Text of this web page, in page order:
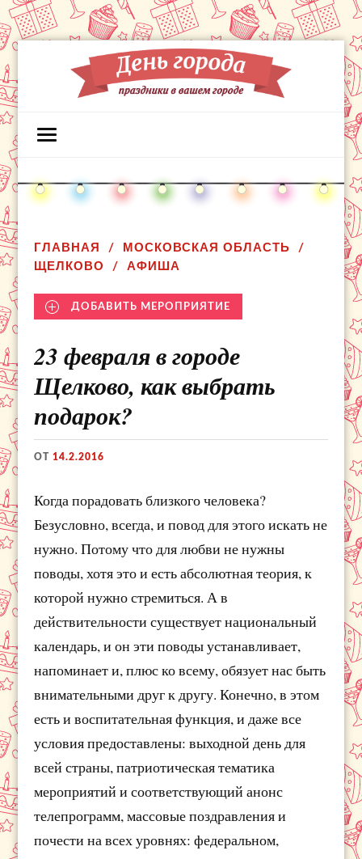
ГЛАВНАЯ
МОСКОВСКАЯ ОБЛАСТЬ
ЩЕЛКОВО
АФИША
ДОБАВИТЬ МЕРОПРИЯТИЕ
23 февраля в городе
Щелково, как выбрать
подарок?
ОТ14.2.2016
Когда порадовать близкого человека?
Безусловно, всегда, и повод для этого искать не
нужно. Потому что для любви не нужны
поводы, хотя это и есть абсолютная теория, к
которой нужно стремиться. А в
действительности существует национальный
календарь, и он эти поводы устанавливает,
напоминает и, плюс ко всему, обязует нас быть
внимательными друг к другу. Конечно, в этом
есть и воспитательная функция, и даже все
условия предоставлены: выходной день для
всей страны, патриотическая тематика
мероприятий и соответствующий анонс
телепрограмм, массовые поздравления и
почести на всех уровнях: федеральном,